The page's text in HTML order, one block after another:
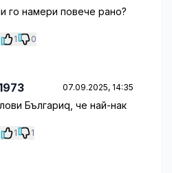
го намери повече рано?
1 0
07.09.2025, 14:35
Българиq, че най-нак
1 1